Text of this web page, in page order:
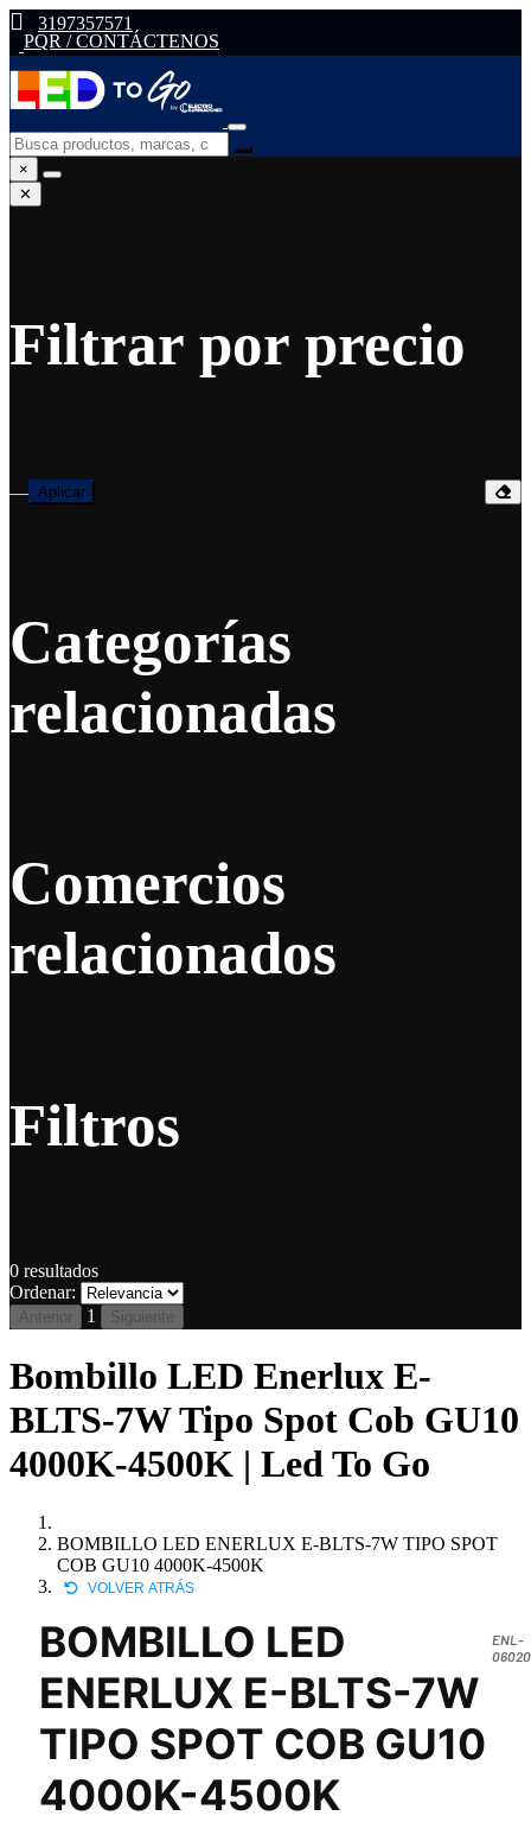
3197357571
PQR / CONTÁCTENOS
×
✕
Filtrar por precio
— Aplicar
Categorías
relacionadas
Comercios
relacionados
Filtros
0 resultados
Ordenar:
Anterior 1 Siguiente
Bombillo LED Enerlux E-
BLTS-7W Tipo Spot Cob GU10
4000K-4500K | Led To Go
BOMBILLO LED ENERLUX E-BLTS-7W TIPO SPOT
COB GU10 4000K-4500K
VOLVER ATRÁS
BOMBILLO LED
ENERLUX E-BLTS-7W
TIPO SPOT COB GU10
4000K-4500K
ENL-